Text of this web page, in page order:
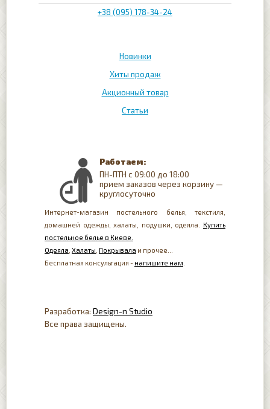
Новинки
Хиты продаж
Акционный товар
Статьи
+38 (095) 178-34-24
Работаем:
ПН-ПТН с 09:00 до 18:00
прием заказов через корзину —
круглосуточно
Интернет-магазин постельного белья, текстиля,
домашней одежды, халаты, подушки, одеяла. Купить
постельное белье в Киеве.
Одеяла Халаты Покрывала и прочее...
Бесплатная консультация - напишите нам
Разработка: Design-n Studio
Все права защищены.